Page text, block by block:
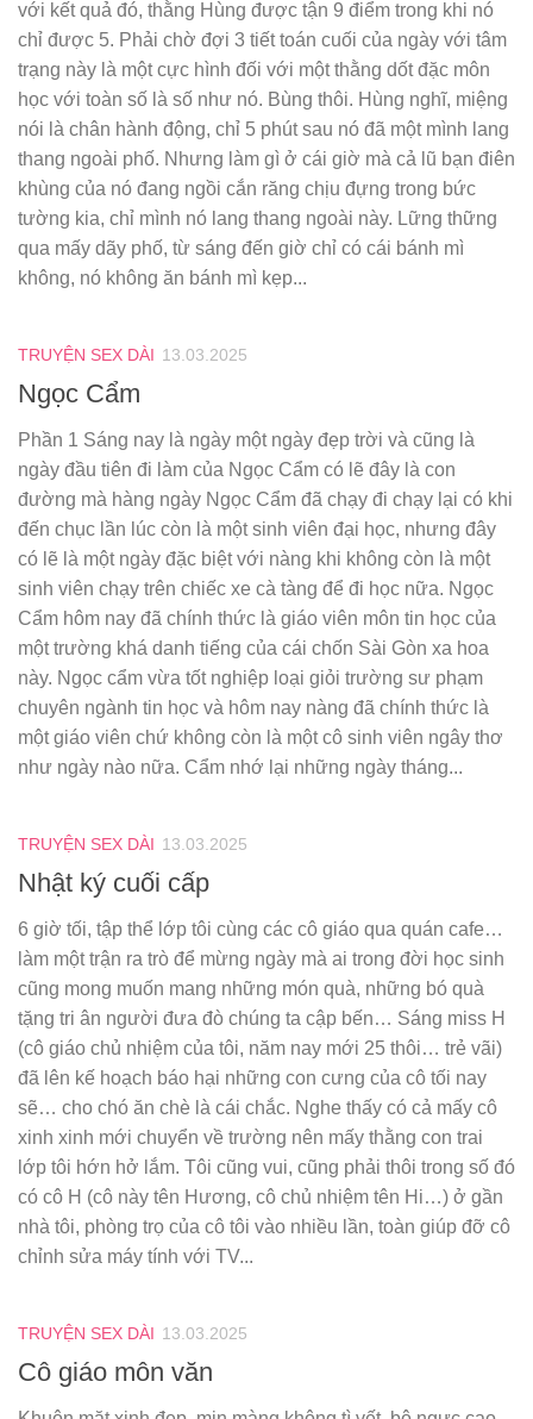
với kết quả đó, thằng Hùng được tận 9 điểm trong khi nó
chỉ được 5. Phải chờ đợi 3 tiết toán cuối của ngày với tâm
trạng này là một cực hình đối với một thằng dốt đặc môn
học với toàn số là số như nó. Bùng thôi. Hùng nghĩ, miệng
nói là chân hành động, chỉ 5 phút sau nó đã một mình lang
thang ngoài phố. Nhưng làm gì ở cái giờ mà cả lũ bạn điên
khùng của nó đang ngồi cắn răng chịu đựng trong bức
tường kia, chỉ mình nó lang thang ngoài này. Lững thững
qua mấy dãy phố, từ sáng đến giờ chỉ có cái bánh mì
không, nó không ăn bánh mì kẹp...
TRUYỆN SEX DÀI 13.03.2025
Ngọc Cẩm
Phần 1 Sáng nay là ngày một ngày đẹp trời và cũng là
ngày đầu tiên đi làm của Ngọc Cẩm có lẽ đây là con
đường mà hàng ngày Ngọc Cẩm đã chạy đi chạy lại có khi
đến chục lần lúc còn là một sinh viên đại học, nhưng đây
có lẽ là một ngày đặc biệt với nàng khi không còn là một
sinh viên chạy trên chiếc xe cà tàng để đi học nữa. Ngọc
Cẩm hôm nay đã chính thức là giáo viên môn tin học của
một trường khá danh tiếng của cái chốn Sài Gòn xa hoa
này. Ngọc cẩm vừa tốt nghiệp loại giỏi trường sư phạm
chuyên ngành tin học và hôm nay nàng đã chính thức là
một giáo viên chứ không còn là một cô sinh viên ngây thơ
như ngày nào nữa. Cẩm nhớ lại những ngày tháng...
TRUYỆN SEX DÀI 13.03.2025
Nhật ký cuối cấp
6 giờ tối, tập thể lớp tôi cùng các cô giáo qua quán cafe…
làm một trận ra trò để mừng ngày mà ai trong đời học sinh
cũng mong muốn mang những món quà, những bó quà
tặng tri ân người đưa đò chúng ta cập bến… Sáng miss H
(cô giáo chủ nhiệm của tôi, năm nay mới 25 thôi… trẻ vãi)
đã lên kế hoạch báo hại những con cưng của cô tối nay
sẽ… cho chó ăn chè là cái chắc. Nghe thấy có cả mấy cô
xinh xinh mới chuyển về trường nên mấy thằng con trai
lớp tôi hớn hở lắm. Tôi cũng vui, cũng phải thôi trong số đó
có cô H (cô này tên Hương, cô chủ nhiệm tên Hi…) ở gần
nhà tôi, phòng trọ của cô tôi vào nhiều lần, toàn giúp đỡ cô
chỉnh sửa máy tính với TV...
TRUYỆN SEX DÀI 13.03.2025
Cô giáo môn văn